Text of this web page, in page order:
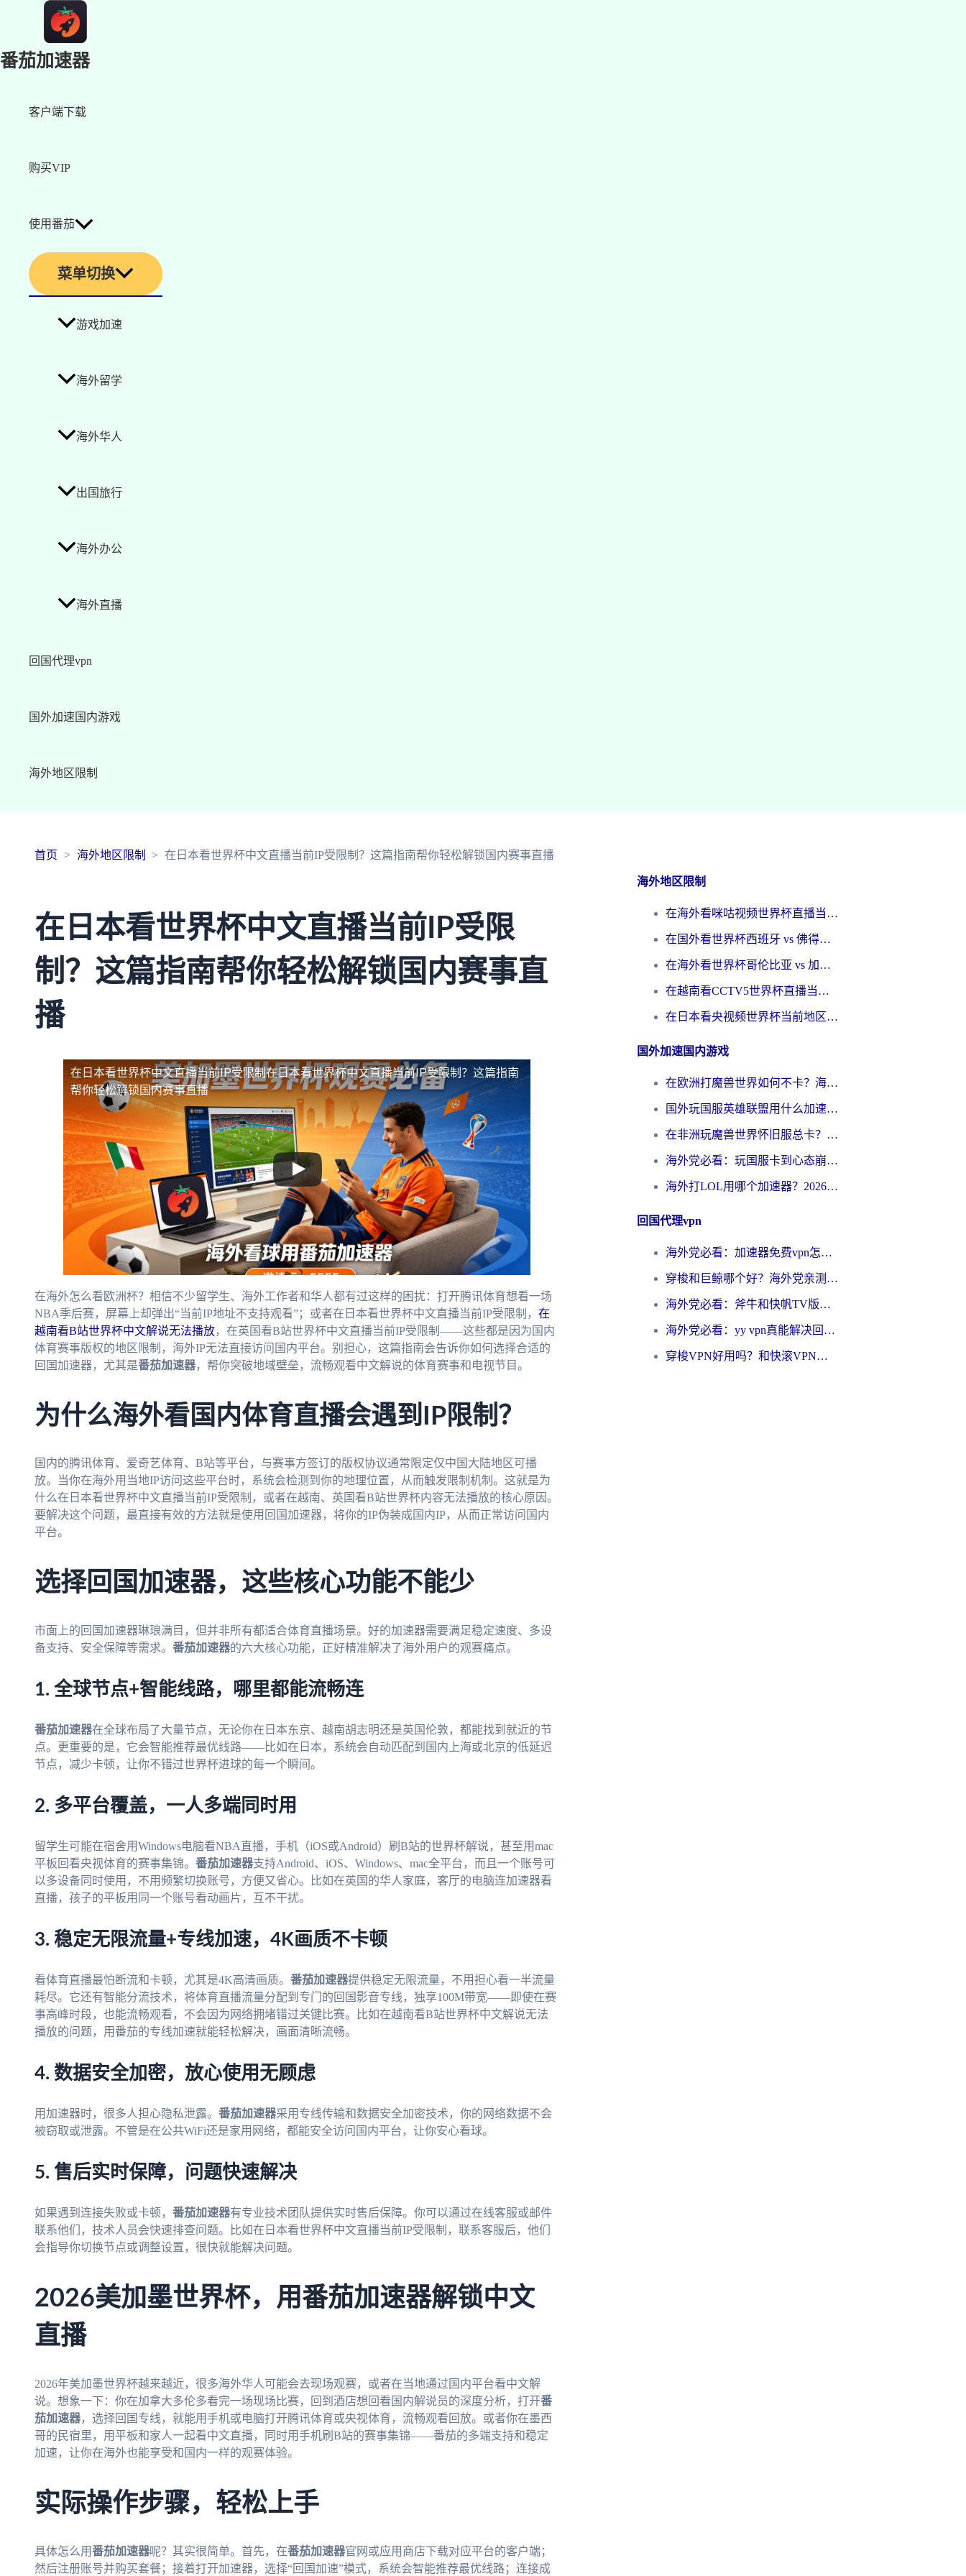
番茄加速器
客户端下载
购买VIP
使用番茄
菜单切换
游戏加速
海外留学
海外华人
出国旅行
海外办公
海外直播
回国代理vpn
国外加速国内游戏
海外地区限制
首页 海外地区限制 在日本看世界杯中文直播当前IP受限制？这篇指南帮你轻松解锁国内赛事直播
在日本看世界杯中文直播当前IP受限
制？这篇指南帮你轻松解锁国内赛事直
播
在日本看世界杯中文直播当前IP受限制 在日本看世界杯中文直播当前IP受限制？这篇指南
帮你轻松解锁国内赛事直播
在海外怎么看欧洲杯？相信不少留学生、海外工作者和华人都有过这样的困扰：打开腾讯体育想看一场
NBA季后赛，屏幕上却弹出“当前IP地址不支持观看”；或者在日本看世界杯中文直播当前IP受限制， 在
越南看B站世界杯中文解说无法播放，在英国看B站世界杯中文直播当前IP受限制——这些都是因为国内
体育赛事版权的地区限制，海外IP无法直接访问国内平台。别担心，这篇指南会告诉你如何选择合适的
回国加速器，尤其是番茄加速器，帮你突破地域壁垒，流畅观看中文解说的体育赛事和电视节目。
为什么海外看国内体育直播会遇到IP限制？
国内的腾讯体育、爱奇艺体育、B站等平台，与赛事方签订的版权协议通常限定仅中国大陆地区可播
放。当你在海外用当地IP访问这些平台时，系统会检测到你的地理位置，从而触发限制机制。这就是为
什么在日本看世界杯中文直播当前IP受限制，或者在越南、英国看B站世界杯内容无法播放的核心原因。
要解决这个问题，最直接有效的方法就是使用回国加速器，将你的IP伪装成国内IP，从而正常访问国内
平台。
选择回国加速器，这些核心功能不能少
市面上的回国加速器琳琅满目，但并非所有都适合体育直播场景。好的加速器需要满足稳定速度、多设
备支持、安全保障等需求。 番茄加速器的六大核心功能，正好精准解决了海外用户的观赛痛点。
1. 全球节点+智能线路，哪里都能流畅连
番茄加速器在全球布局了大量节点，无论你在日本东京、越南胡志明还是英国伦敦，都能找到就近的节
点。更重要的是，它会智能推荐最优线路——比如在日本，系统会自动匹配到国内上海或北京的低延迟
节点，减少卡顿，让你不错过世界杯进球的每一个瞬间。
2. 多平台覆盖，一人多端同时用
留学生可能在宿舍用Windows电脑看NBA直播，手机（iOS或Android）刷B站的世界杯解说，甚至用mac
平板回看央视体育的赛事集锦。 番茄加速器支持Android、iOS、Windows、mac全平台，而且一个账号可
以多设备同时使用，不用频繁切换账号，方便又省心。比如在英国的华人家庭，客厅的电脑连加速器看
直播，孩子的平板用同一个账号看动画片，互不干扰。
3. 稳定无限流量+专线加速，4K画质不卡顿
看体育直播最怕断流和卡顿，尤其是4K高清画质。 番茄加速器提供稳定无限流量，不用担心看一半流量
耗尽。它还有智能分流技术，将体育直播流量分配到专门的回国影音专线，独享100M带宽——即使在赛
事高峰时段，也能流畅观看，不会因为网络拥堵错过关键比赛。比如在越南看B站世界杯中文解说无法
播放的问题，用番茄的专线加速就能轻松解决，画面清晰流畅。
4. 数据安全加密，放心使用无顾虑
用加速器时，很多人担心隐私泄露。 番茄加速器采用专线传输和数据安全加密技术，你的网络数据不会
被窃取或泄露。不管是在公共WiFi还是家用网络，都能安全访问国内平台，让你安心看球。
5. 售后实时保障，问题快速解决
如果遇到连接失败或卡顿， 番茄加速器有专业技术团队提供实时售后保障。你可以通过在线客服或邮件
联系他们，技术人员会快速排查问题。比如在日本看世界杯中文直播当前IP受限制，联系客服后，他们
会指导你切换节点或调整设置，很快就能解决问题。
2026美加墨世界杯，用番茄加速器解锁中文
直播
2026年美加墨世界杯越来越近，很多海外华人可能会去现场观赛，或者在当地通过国内平台看中文解
说。想象一下：你在加拿大多伦多看完一场现场比赛，回到酒店想回看国内解说员的深度分析，打开番
茄加速器，选择回国专线，就能用手机或电脑打开腾讯体育或央视体育，流畅观看回放。或者你在墨西
哥的民宿里，用平板和家人一起看中文直播，同时用手机刷B站的赛事集锦——番茄的多端支持和稳定
加速，让你在海外也能享受和国内一样的观赛体验。
实际操作步骤，轻松上手
具体怎么用番茄加速器呢？其实很简单。首先，在番茄加速器官网或应用商店下载对应平台的客户端；
然后注册账号并购买套餐；接着打开加速器，选择“回国加速”模式，系统会智能推荐最优线路；连接成
海外地区限制
在海外看咪咕视频世界杯直播当前IP受限制？这篇指南帮你搞定所有体育赛事观看难题
在国外看世界杯西班牙 vs 佛得角无法播放？这篇指南帮你解锁所有中文体育直播
在海外看世界杯哥伦比亚 vs 加纳当前IP受限制？这篇指南帮你流畅看中文解说赛事
在越南看CCTV5世界杯直播当前IP受限制？海外党体育观赛终极指南来了
在日本看央视频世界杯当前地区不可播放？海外党体育观赛终极指南
国外加速国内游戏
在欧洲打魔兽世界如何不卡？海外玩家的国服游戏加速终极攻略
国外玩国服英雄联盟用什么加速器好？海外党亲测有效的国服游戏加速指南
在非洲玩魔兽世界怀旧服总卡？别慌，这份指南帮你丝滑开荒
海外党必看：玩国服卡到心态崩？少女前线云图计划加速器免费推荐+碧蓝航线足球世界流畅攻略
海外打LOL用哪个加速器？2026实用指南：从延迟到设备适配，一篇解决你的国服游戏痛点
回国代理vpn
海外党必看：加速器免费vpn怎么选？3步教你无缝访问国内资源
穿梭和巨鲸哪个好？海外党亲测3款回国加速器，教你避开90%的坑
海外党必看：斧牛和快帆TV版哪个好？3分钟选对回国加速器，无缝刷B站、追热剧
海外党必看：yy vpn真能解决回国访问难题？附云极initap测评+免费方案对比
穿梭VPN好用吗？和快滚VPN对比哪个回国效果更好？海外党选回国加速器必看指南